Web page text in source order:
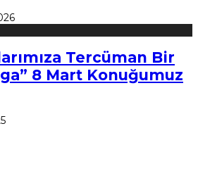
Tercüman Bir
8 Mart Konuğumuz